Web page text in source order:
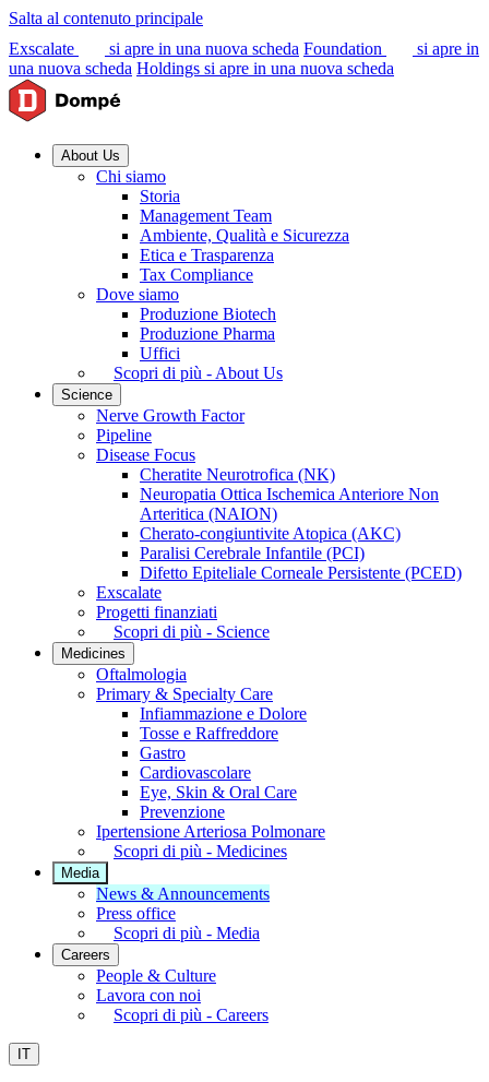
Salta al contenuto principale
Exscalate
si apre in una nuova scheda Foundation
si apre in
una nuova scheda Holdings si apre in una nuova scheda
About Us
Chi siamo
Storia
Management Team
Ambiente, Qualità e Sicurezza
Etica e Trasparenza
Tax Compliance
Dove siamo
Produzione Biotech
Produzione Pharma
Uffici
Scopri di più - About Us
Science
Nerve Growth Factor
Pipeline
Disease Focus
Cheratite Neurotrofica (NK)
Neuropatia Ottica Ischemica Anteriore Non
Arteritica (NAION)
Cherato-congiuntivite Atopica (AKC)
Paralisi Cerebrale Infantile (PCI)
Difetto Epiteliale Corneale Persistente (PCED)
Exscalate
Progetti finanziati
Scopri di più - Science
Medicines
Oftalmologia
Primary & Specialty Care
Infiammazione e Dolore
Tosse e Raffreddore
Gastro
Cardiovascolare
Eye, Skin & Oral Care
Prevenzione
Ipertensione Arteriosa Polmonare
Scopri di più - Medicines
Media
News & Announcements
Press office
Scopri di più - Media
Careers
People & Culture
Lavora con noi
Scopri di più - Careers
IT